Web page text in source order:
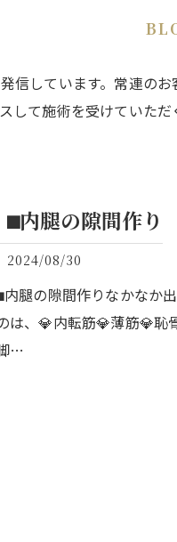
信しています。常連の
して施術を受けていた
⬛︎内腿の隙間作り
2024/08/30
内腿の隙間作りなかなか
は、💎内転筋💎薄筋💎恥
…